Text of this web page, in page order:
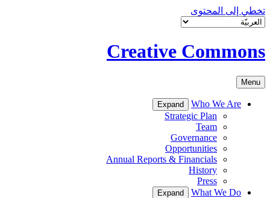
تخطي إلى المحتوى
Creative Commons
Menu
Who We Are
Expand
Strategic Plan
Team
Governance
Opportunities
Annual Reports & Financials
History
Press
What We Do
Expand